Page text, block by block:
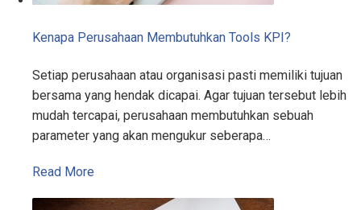
Kenapa Perusahaan Membutuhkan Tools KPI?
Setiap perusahaan atau organisasi pasti memiliki tujuan
bersama yang hendak dicapai. Agar tujuan tersebut lebih
mudah tercapai, perusahaan membutuhkan sebuah
parameter yang akan mengukur seberapa…
Read More